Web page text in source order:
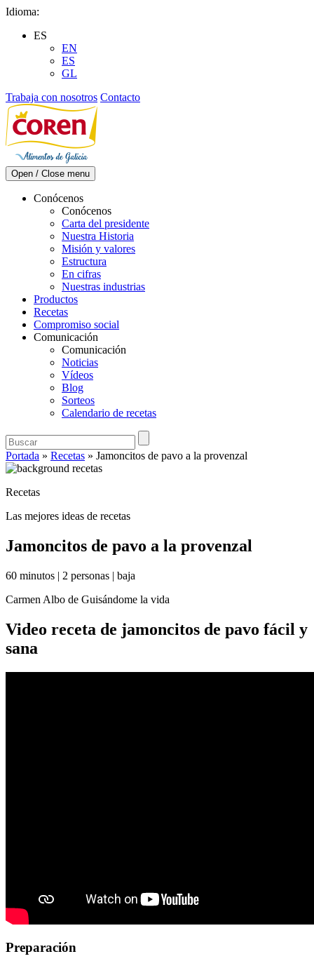
Skip
content
Idioma:
ES
EN
ES
GL
Trabaja con nosotros Contacto
Open / Close menu
Conócenos
Conócenos
Carta del presidente
Nuestra Historia
Misión y valores
Estructura
En cifras
Nuestras industrias
Productos
Recetas
Compromiso social
Comunicación
Comunicación
Noticias
Vídeos
Blog
Sorteos
Calendario de recetas
Portada » Recetas » Jamoncitos de pavo a la provenzal
Recetas
Las mejores ideas de recetas
Jamoncitos de pavo a la provenzal
60 minutos | 2 personas | baja
Carmen Albo de Guisándome la vida
Video receta de jamoncitos de pavo fácil y
sana
Preparación